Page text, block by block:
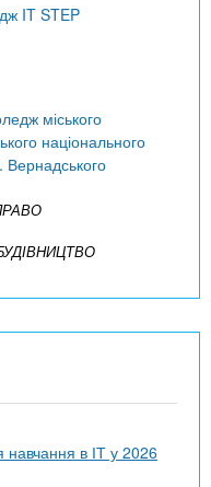
IT STEP
міського
національного
Вернадського
навчання в ІТ у 2026